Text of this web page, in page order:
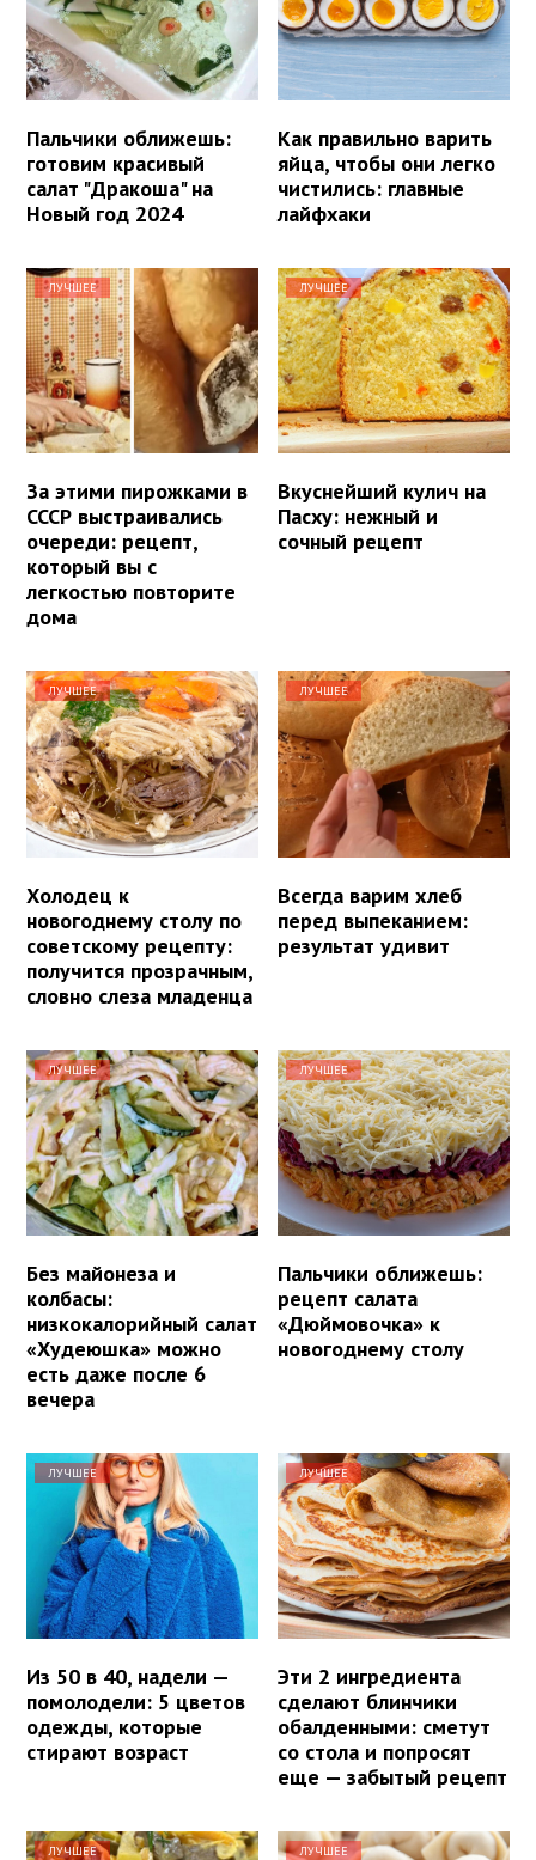
Пальчики оближешь:
готовим красивый
салат "Дракоша" на
Новый год 2024
Как правильно варить
яйца, чтобы они легко
чистились: главные
лайфхаки
ЛУЧШЕЕ
За этими пирожками в
СССР выстраивались
очереди: рецепт,
который вы с
легкостью повторите
дома
ЛУЧШЕЕ
Вкуснейший кулич на
Пасху: нежный и
сочный рецепт
ЛУЧШЕЕ
Холодец к
новогоднему столу по
советскому рецепту:
получится прозрачным,
словно слеза младенца
ЛУЧШЕЕ
Всегда варим хлеб
перед выпеканием:
результат удивит
ЛУЧШЕЕ
Без майонеза и
колбасы:
низкокалорийный салат
«Худеюшка» можно
есть даже после 6
вечера
ЛУЧШЕЕ
Пальчики оближешь:
рецепт салата
«Дюймовочка» к
новогоднему столу
ЛУЧШЕЕ
Из 50 в 40, надели —
помолодели: 5 цветов
одежды, которые
стирают возраст
ЛУЧШЕЕ
Эти 2 ингредиента
сделают блинчики
обалденными: сметут
со стола и попросят
еще — забытый рецепт
ЛУЧШЕЕ ЛУЧШЕЕ